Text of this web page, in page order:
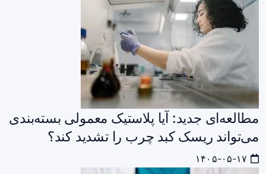
مطالعه‌ای جدید: آیا پلاستیک معمولی بسته‌بندی
می‌تواند ریسک کبد چرب را تشدید کند؟